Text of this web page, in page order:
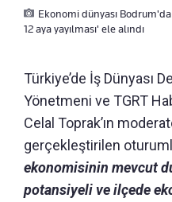
Ekonomi dünyası
12 aya yayılması' ele alındı
Türkiye’de İş Dünyası
Yönetmeni ve TGRT
Celal Toprak’ın
gerçekleştirilen
ekonomisinin mevcut
potansiyeli ve ilçede